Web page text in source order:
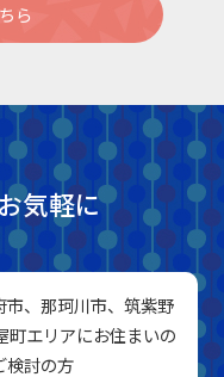
ら
気軽に
、那珂川市、筑紫野
町エリアにお住まいの
検討の方